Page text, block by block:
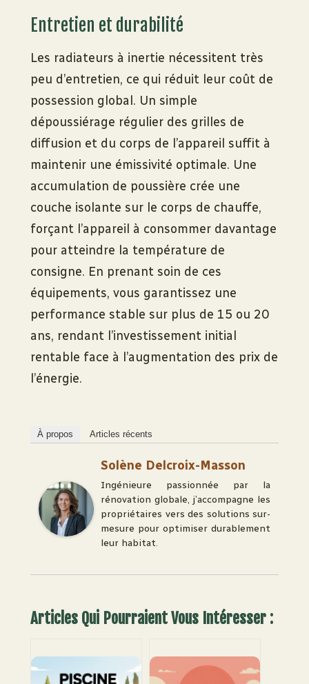
Entretien et durabilité
Les radiateurs à inertie nécessitent très
peu d’entretien, ce qui réduit leur coût de
possession global. Un simple
dépoussiérage régulier des grilles de
diffusion et du corps de l’appareil suffit à
maintenir une émissivité optimale. Une
accumulation de poussière crée une
couche isolante sur le corps de chauffe,
forçant l’appareil à consommer davantage
pour atteindre la température de
consigne. En prenant soin de ces
équipements, vous garantissez une
performance stable sur plus de 15 ou 20
ans, rendant l’investissement initial
rentable face à l’augmentation des prix de
l’énergie.
À propos Articles récents
Solène Delcroix-Masson
Ingénieure passionnée par la
rénovation globale, j’accompagne les
propriétaires vers des solutions sur-
mesure pour optimiser durablement
leur habitat.
Articles Qui Pourraient Vous Intéresser :